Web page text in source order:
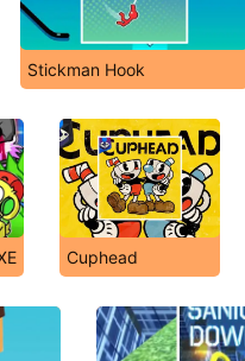
Stickman Hook
Cuphead